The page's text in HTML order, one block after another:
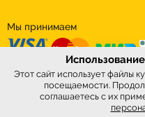
Мы принимаем
Этот сайт использует файлы
посещаемости.
соглашаетесь с их